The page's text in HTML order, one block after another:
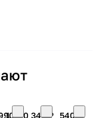
1 060 340 ₽
540 ₽